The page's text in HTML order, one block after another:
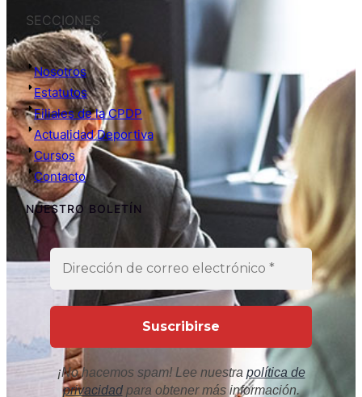
SECCIONES
Nosotros
Estatutos
Filiales de la CPDP
Actualidad Deportiva
Cursos
Contacto
NUESTRO BOLETÍN
¡No hacemos spam! Lee nuestra política de
privacidadpara obtener más información.